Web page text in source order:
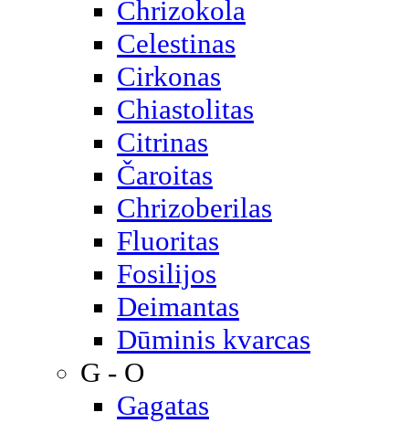
Chrizokola
Celestinas
Cirkonas
Chiastolitas
Citrinas
Čaroitas
Chrizoberilas
Fluoritas
Fosilijos
Deimantas
Dūminis kvarcas
G - O
Gagatas